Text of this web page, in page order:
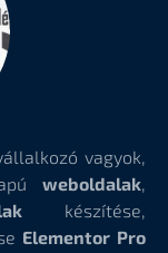
vagyok,
weboldalak,
készítése,
Elementor Pro